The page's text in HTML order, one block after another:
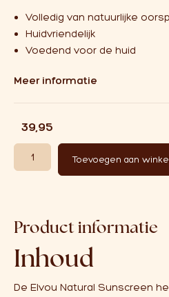
Volledig van natuurlijke
Huidvriendelijk
Voedend voor de huid
Meer informatie
39,95
Elvou Natuurlijke zonnebrand SPF
Toevoegen aan
Product informatie
Inhoud
De Elvou Natural Sunscreen